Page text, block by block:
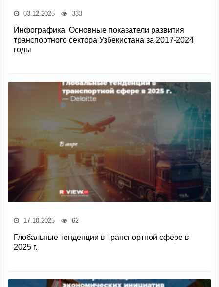
03.12.2025 333
Инфографика: Основные показатели развития
транспортного сектора Узбекистана за 2017-2024
годы
17.10.2025 62
Глобальные тенденции в транспортной сфере в
2025 г.